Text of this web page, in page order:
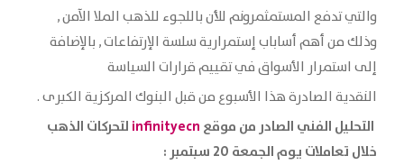
والتي تدفع المستمثمرونم للأن باللجوء للذهب الملا الآمن ,
وذلك من أهم أساباب إستمرارية سلسة الإرتفاعات , بالإضافة
إلى استمرار الأسواق في تقييم قرارات السياسة
النقدية الصادرة هذا الأسبوع من قبل البنوك المركزية الكبرى .
التحليل الفني الصادر من موقع infinityecn لتحركات الذهب
خلال تعاملات يوم الجمعة 20 سبتمبر :